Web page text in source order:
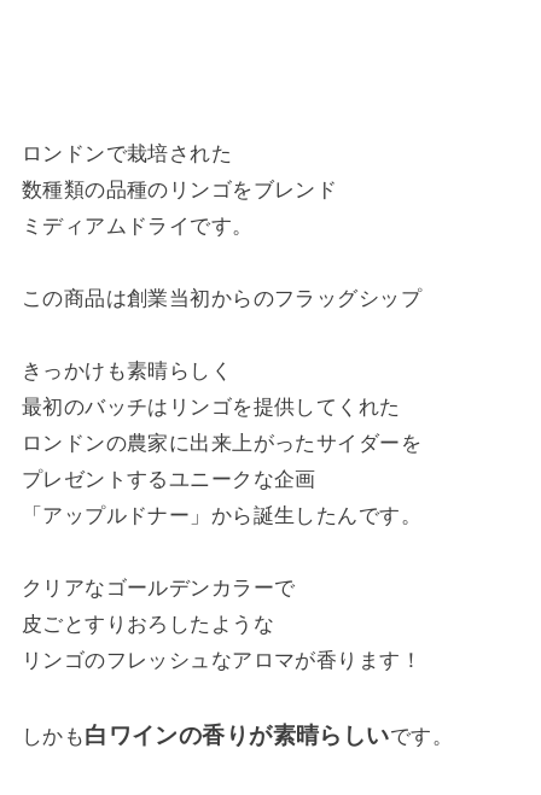
ロンドンで栽培された
数種類の品種のリンゴをブレンド
ミディアムドライです。
この商品は創業当初からのフラッグシップ
きっかけも素晴らしく
最初のバッチはリンゴを提供してくれた
ロンドンの農家に出来上がったサイダーを
プレゼントするユニークな企画
「アップルドナー」から誕生したんです。
クリアなゴールデンカラーで
皮ごとすりおろしたような
リンゴのフレッシュなアロマが香ります！
しかも白ワインの香りが素晴らしいです。